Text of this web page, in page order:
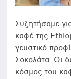
Συζητήσαμε
καφέ της
γευστικό
Σοκολάτα. Οι
κόσμος του